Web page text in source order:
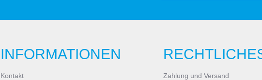
INFORMATIONEN
Kontakt
Zahlung und Versand